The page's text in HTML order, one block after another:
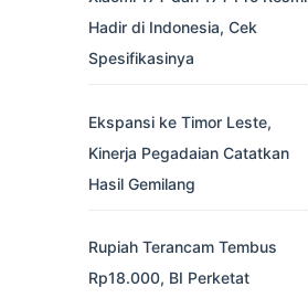
Hadir di Indonesia, Cek
Spesifikasinya
Ekspansi ke Timor Leste,
Kinerja Pegadaian Catatkan
Hasil Gemilang
Rupiah Terancam Tembus
Rp18.000, BI Perketat